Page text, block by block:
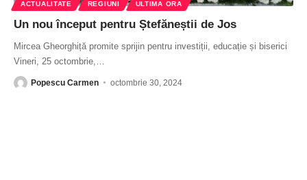
ACTUALITATE REGIUNI ULTIMA ORA
Un nou început pentru Ștefăneștii de Jos
Mircea Gheorghiță promite sprijin pentru investiții, educație și biserici
Vineri, 25 octombrie,
Popescu Carmen octombrie 30, 2024